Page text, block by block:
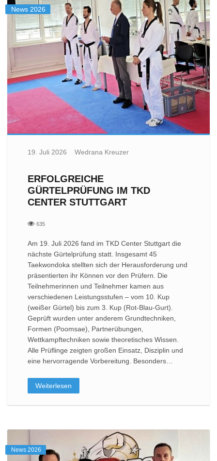
News 2026
19. Juli 2026 Wedrana Kreuzer
ERFOLGREICHE
GÜRTELPRÜFUNG IM TKD
CENTER STUTTGART
635
Am 19. Juli 2026 fand im TKD Center Stuttgart die
nächste Gürtelprüfung statt. Insgesamt 45
Taekwondoka stellten sich der Herausforderung und
präsentierten ihr Können vor den Prüfern. Die
Teilnehmerinnen und Teilnehmer kamen aus
verschiedenen Leistungsstufen – vom 10. Kup
(weißer Gürtel) bis zum 3. Kup (Rot-Blau-Gurt).
Geprüft wurden unter anderem Grundtechniken,
Formen (Poomsae), Partnerübungen,
Wettkampftechniken sowie theoretisches Wissen.
Alle Prüflinge zeigten großen Einsatz, Disziplin und
eine hervorragende Vorbereitung. Besonders…
Weiterlesen
News 2026